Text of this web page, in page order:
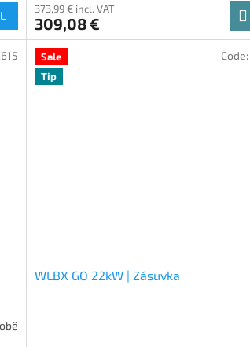
373,99 € incl. VAT
309,08 €
Sale
Tip
WLBX GO 22kW | Zásuvka
Code: